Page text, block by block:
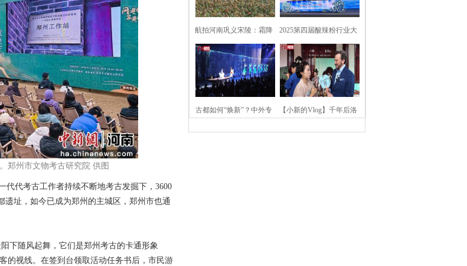
郑州市文物考古研究院 供图
代考古工作者持续不断地考古发掘下，3600
遗址，如今已成为郑州的主城区，郑州市也通
随风起舞，它们是郑州考古的卡通形象
的视线。在签到台领取活动任务书后，市民游
航拍河南巩义宋陵：霜降
时节高粱红
2025第四届酸辣粉行业大
会在河南开封举行
古都如何“焕新”？中外专 【小新的Vlog】千年后洛